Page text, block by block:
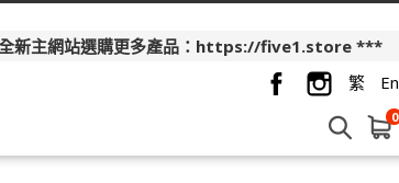
新主網站選購更多產品：https://five1.store ***
繁
En
0